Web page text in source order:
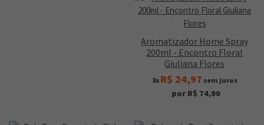
Aromatizador Home Spray
200ml - Encontro Floral
Giuliana Flores
3x R$ 24,97 sem juros
por R$ 74,90